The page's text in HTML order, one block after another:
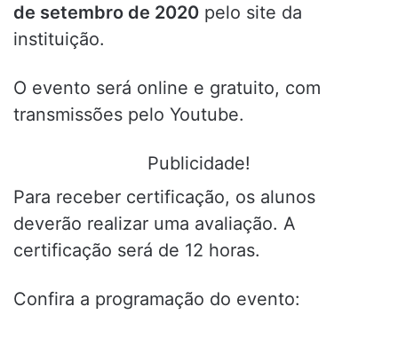
de setembro de 2020 pelo site da
instituição.
O evento será online e gratuito, com
transmissões pelo Youtube.
Publicidade!
Para receber certificação, os alunos
deverão realizar uma avaliação. A
certificação será de 12 horas.
Confira a programação do evento: